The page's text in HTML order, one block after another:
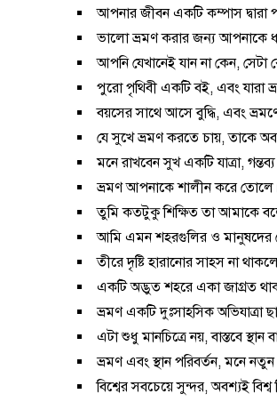
আপনার জীবন একটি কম্পাস
ভালো ভ্রমণ করার জন্য আপনাকে
আপনি যেখানেই যান না কেন,
পুরো পৃথিবী একটি বই, এবং যারা
বয়সের সাথে আসে বুদ্ধি, এবং
যে সুখে ভ্রমণ করতে চায়, তাকে
মনে রাখবেন সুখ একটি যাত্রা,
ভ্রমণ আপনাকে শালীন করে
তুমি কতটুকু শিক্ষিত তা আমাকে
আমি এমন শহরগুলির ও মানুষদের
তীরে দৃষ্টি হারানোর সাহস না
একটি অদ্ভুত শহরে একা জাগ্রত
ভ্রমণ একটি দুঃসাহসিক
এটা শুধু মানচিত্রে নয়, বাস্তবে
ভ্রমণ এবং স্থান পরিবর্তন, মনে
বিশ্বের সবচেয়ে সুন্দর, অবশ্যই